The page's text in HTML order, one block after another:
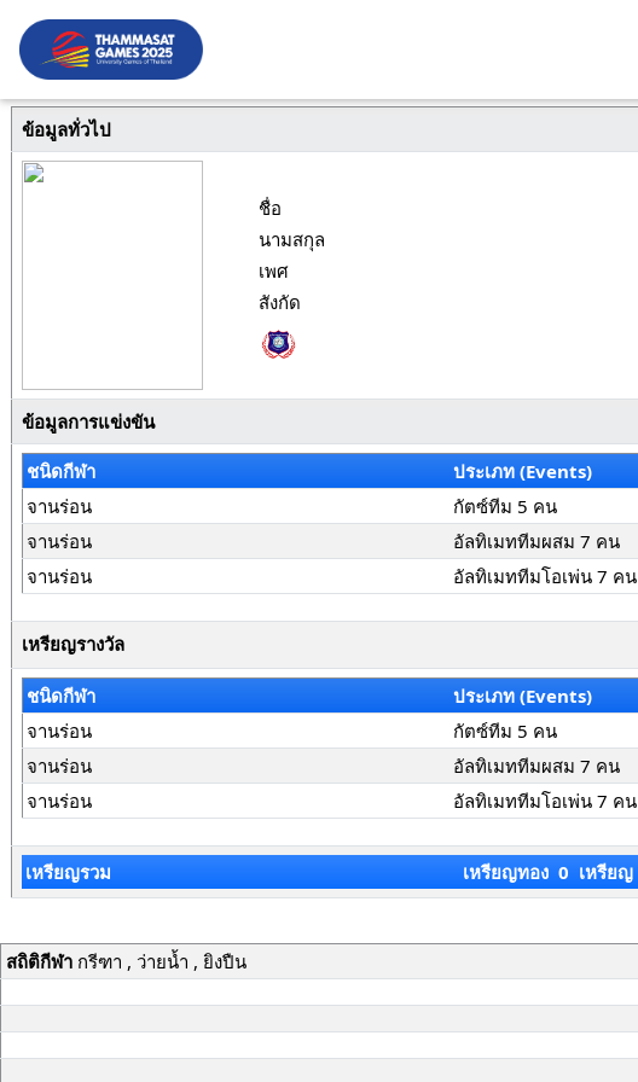
ข้อมูลทั่วไป
ชื่อ
นามสกุล
เพศ
สังกัด
ข้อมูลการแข่งขัน
ชนิดกีฬา
ประเภท (Events)
จานร่อน
กัตซ์ทีม 5 คน
จานร่อน
อัลทิเมททีมผสม 7 คน
จานร่อน
อัลทิเมททีมโอเพ่น 7 คน
เหรียญรางวัล
ชนิดกีฬา ประเภท (Events)
จานร่อน
กัตซ์ทีม 5 คน
จานร่อน
อัลทิเมททีมผสม 7 คน
จานร่อน
อัลทิเมททีมโอเพ่น 7 คน
เหรียญรวม เหรียญทอง 0 เหรียญ
สถิติกีฬากรีฑา , ว่ายน้ำ , ยิงปืน